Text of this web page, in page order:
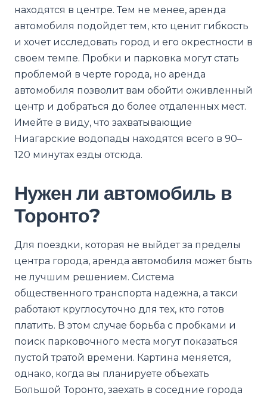
находятся в центре. Тем не менее, аренда
автомобиля подойдет тем, кто ценит гибкость
и хочет исследовать город и его окрестности в
своем темпе. Пробки и парковка могут стать
проблемой в черте города, но аренда
автомобиля позволит вам обойти оживленный
центр и добраться до более отдаленных мест.
Имейте в виду, что захватывающие
Ниагарские водопады находятся всего в 90–
120 минутах езды отсюда.
Нужен ли автомобиль в
Торонто?
Для поездки, которая не выйдет за пределы
центра города, аренда автомобиля может быть
не лучшим решением. Система
общественного транспорта надежна, а такси
работают круглосуточно для тех, кто готов
платить. В этом случае борьба с пробками и
поиск парковочного места могут показаться
пустой тратой времени. Картина меняется,
однако, когда вы планируете объехать
Большой Торонто, заехать в соседние города